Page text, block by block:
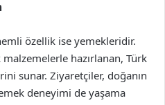
özellik ise yemekleridir.
hazırlanan, Türk
sunar. Ziyaretçiler, doğanın
deneyimi de yaşama